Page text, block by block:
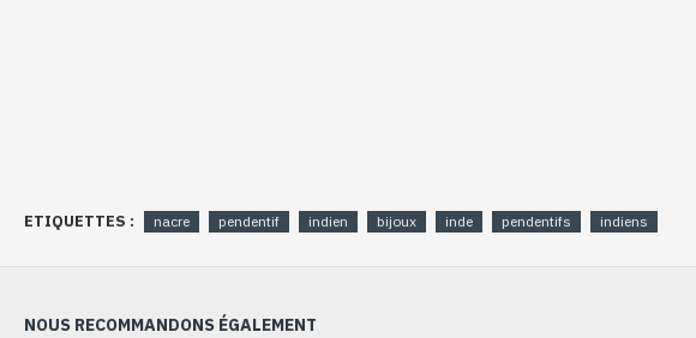
ETIQUETTES : nacre pendentif indien bijoux inde pendentifs indiens
NOUS RECOMMANDONS ÉGALEMENT